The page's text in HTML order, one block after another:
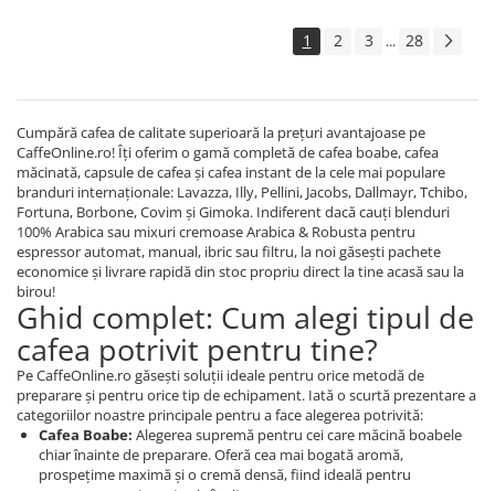
1 2 3 ... 28
Cumpără cafea de calitate superioară la prețuri avantajoase pe
CaffeOnline.ro! Îți oferim o gamă completă de cafea boabe, cafea
măcinată, capsule de cafea și cafea instant de la cele mai populare
branduri internaționale: Lavazza, Illy, Pellini, Jacobs, Dallmayr, Tchibo,
Fortuna, Borbone, Covim și Gimoka. Indiferent dacă cauți blenduri
100% Arabica sau mixuri cremoase Arabica & Robusta pentru
espressor automat, manual, ibric sau filtru, la noi găsești pachete
economice și livrare rapidă din stoc propriu direct la tine acasă sau la
birou!
Ghid complet: Cum alegi tipul de
cafea potrivit pentru tine?
Pe CaffeOnline.ro găsești soluții ideale pentru orice metodă de
preparare și pentru orice tip de echipament. Iată o scurtă prezentare a
categoriilor noastre principale pentru a face alegerea potrivită:
Cafea Boabe: Alegerea supremă pentru cei care măcină boabele
chiar înainte de preparare. Oferă cea mai bogată aromă,
prospețime maximă și o cremă densă, fiind ideală pentru